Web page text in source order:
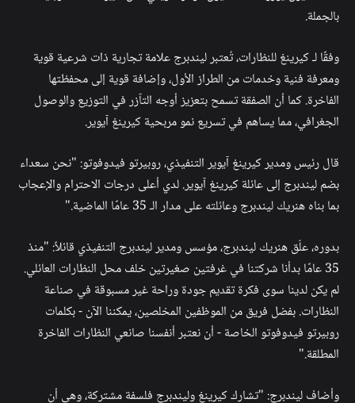
بالجملة.
وفقًا لـ كيرينغ للنظارات، تُعتبر ليندبرج علامة تجارية ذات شرعية قوية
ومعرفة فنية وخدمات من الطراز الأول، وإضافة قوية إلى محفظتها
الفاخرة. كما أن الصفقة تسمح بتعزيز أوجه التآزر في التوزيع والوصول
الجغرافي، مما يساهم في تسريع نمو مربحية كيرينغ آيوير.
قال رئيس ومدير كيرينغ آيوير التنفيذي، روبيرتو فيدوفوتو: "نحن سعداء
بضم ليندبرج إلى عائلة كيرينغ آيوير. لدي أعلى درجات الاحترام والإعجاب
بما بناه هنريك ليندبرج وعائلته على مدار الـ 35 عامًا الماضية."
بدوره، علّق هنريك ليندبرج، مؤسس ومدير ليندبرج التنفيذي قائلاً: "منذ
35 عامًا بدأنا شركتنا في غرفتين صغيرتين خلف محل النظارات العائلي.
لم يكن لدينا سوى فكرة تقديم جودة وراحة غير مسبوقة في صناعة
النظارات. بفضل فريق من الموظفين المخلصين، يمكننا الآن - بكلمات
روبيرتو فيدوفوتو الخاصة - أن نعتبر أنفسنا صانعي النظارات الفاخرة
المطلقة."
وأضاف ليندبرج: "تشارك كيرينغ وليندبرج فلسفة مشتركة، وهي أن